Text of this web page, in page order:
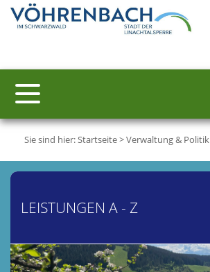
Sie sind hier:Startseite>Verwaltung & Politik
LEISTUNGEN A - Z